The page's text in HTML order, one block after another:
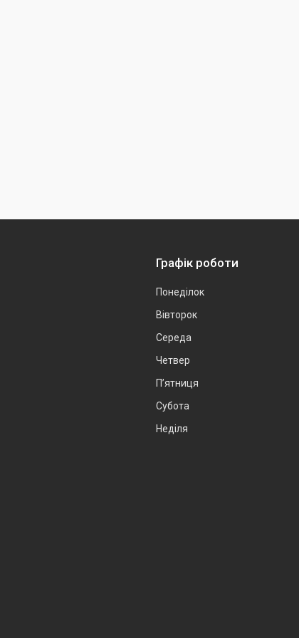
Графік роботи
Понеділок
Вівторок
Середа
Четвер
Пʼятниця
Субота
Неділя